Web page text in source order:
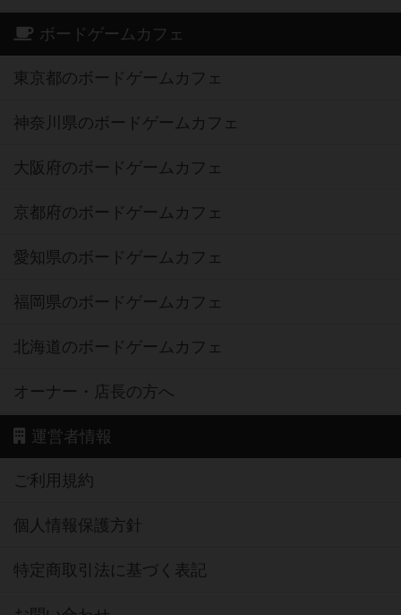
ボードゲームカフェ
東京都のボードゲームカフェ
神奈川県のボードゲームカフェ
大阪府のボードゲームカフェ
京都府のボードゲームカフェ
愛知県のボードゲームカフェ
福岡県のボードゲームカフェ
北海道のボードゲームカフェ
オーナー・店長の方へ
運営者情報
ご利用規約
個人情報保護方針
特定商取引法に基づく表記